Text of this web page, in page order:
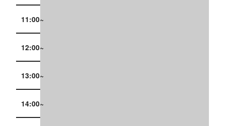
11:00~
12:00~
13:00~
14:00~